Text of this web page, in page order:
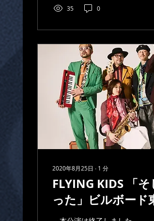
35 0
2020年8月25日 ∙ 1 分
FLYING KIDS 「
った」ビルボード